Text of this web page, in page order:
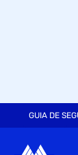
GUIA DE